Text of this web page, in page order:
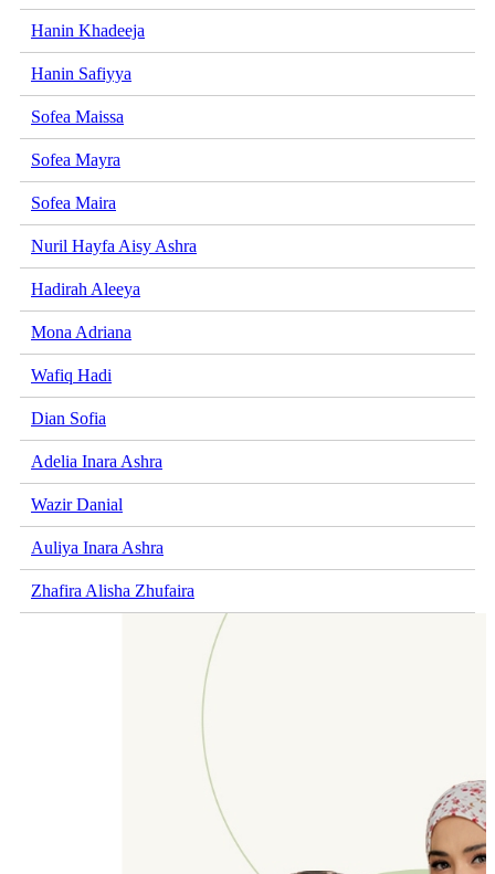
Hanin Khadeeja
Hanin Safiyya
Sofea Maissa
Sofea Mayra
Sofea Maira
Nuril Hayfa Aisy Ashra
Hadirah Aleeya
Mona Adriana
Wafiq Hadi
Dian Sofia
Adelia Inara Ashra
Wazir Danial
Auliya Inara Ashra
Zhafira Alisha Zhufaira